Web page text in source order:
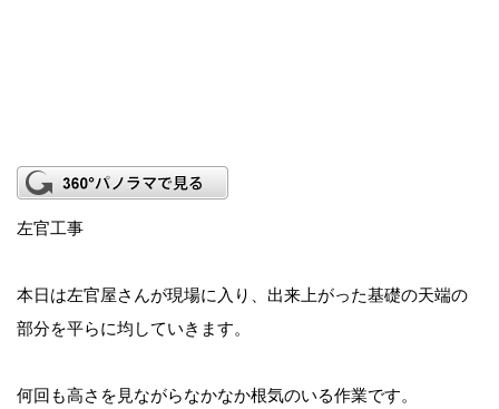
左官工事
本日は左官屋さんが現場に入り、出来上がった基礎の天端の
部分を平らに均していきます。
何回も高さを見ながらなかなか根気のいる作業です。